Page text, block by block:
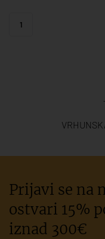
1
Prijavi se na
ostvari 15%
iznad 300€